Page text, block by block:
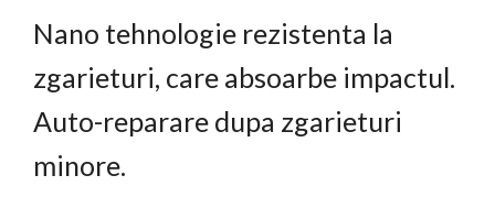
Nano tehnologie rezistenta la
zgarieturi, care absoarbe impactul.
Auto-reparare dupa zgarieturi
minore.